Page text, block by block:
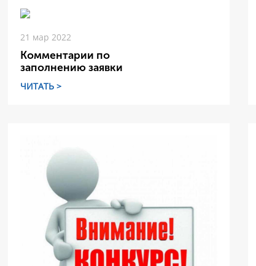
21 мар 2022
Комментарии по
заполнению заявки
ЧИТАТЬ >